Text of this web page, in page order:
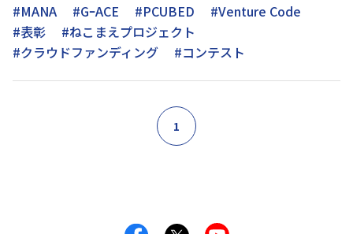
#MANA
#GｰACE #PCUBED
#Venture Code
#表彰
#ねこまえプロジェクト
#クラウドファンディング
#コンテスト
1